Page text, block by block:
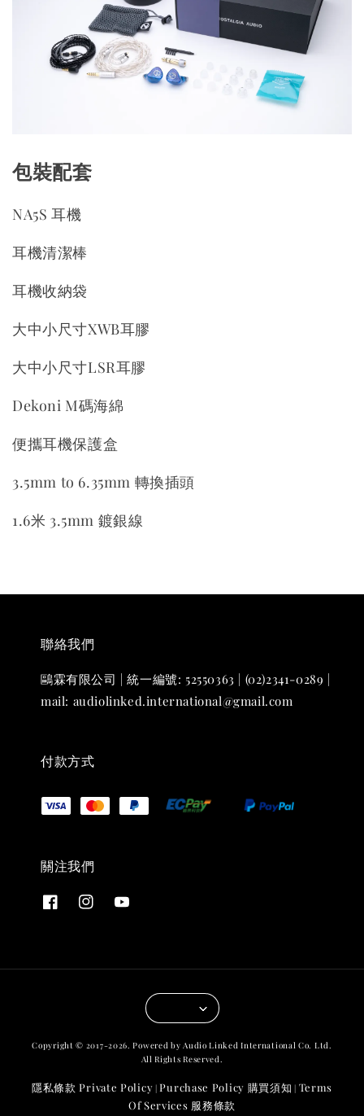
包裝配套
NA5S 耳機
耳機清潔棒
耳機收納袋
大中小尺寸XWB耳膠
大中小尺寸LSR耳膠
Dekoni M碼海綿
便攜耳機保護盒
3.5mm to 6.35mm 轉換插頭
1.6米 3.5mm 鍍銀線
聯絡我們
鷗霖有限公司 | 統一編號: 52550363 | (02)2341-0289 |
mail: audiolinked.international@gmail.com
付款方式
關注我們
Copyright © 2017-2026. Powered by Audio Linked International Co. Ltd.
All Rights Reserved.
隱私條款 Private Policy |Purchase Policy 購買須知 | Terms
Of Services 服務條款